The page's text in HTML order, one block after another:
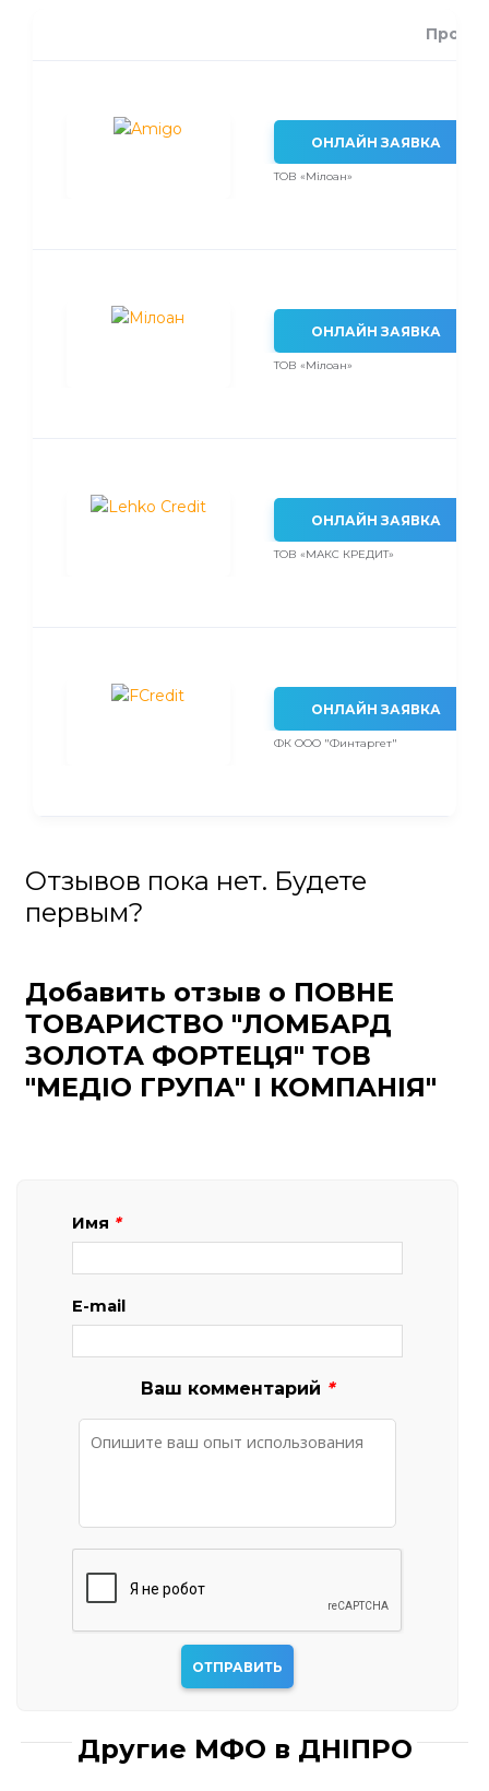
ОНЛАЙН ЗАЯВКА
ТОВ «Мілоан»
ОНЛАЙН ЗАЯВКА
ТОВ «Мілоан»
ОНЛАЙН ЗАЯВКА
ТОВ «МАКС КРЕДИТ»
ОНЛАЙН ЗАЯВКА
ФК ООО "Финтаргет"
Отзывов пока нет. Будете
первым?
Добавить отзыв о ПОВНЕ
ТОВАРИСТВО "ЛОМБАРД
ЗОЛОТА ФОРТЕЦЯ" ТОВ
"МЕДІО ГРУПА" І КОМПАНІЯ"
Имя *
E-mail
Ваш комментарий *
Другие МФО в ДНІПРО